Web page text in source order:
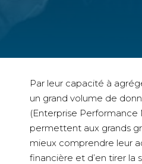
Par leur capacité à
un grand volume de
(Enterprise
permettent aux grands
mieux comprendre leur
financière et d’en tirer la